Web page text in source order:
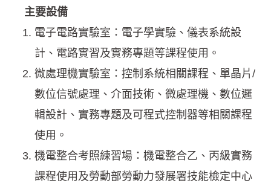
主要設備
電子電路實驗室：電子學實驗、儀表系統設
計、電路實習及實務專題等課程使用。
微處理機實驗室：控制系統相關課程、單晶片/
數位信號處理、介面技術、微處理機、數位邏
輯設計、實務專題及可程式控制器等相關課程
使用。
機電整合考照練習場：機電整合乙、丙級實務
課程使用及勞動部勞動力發展署技能檢定中心